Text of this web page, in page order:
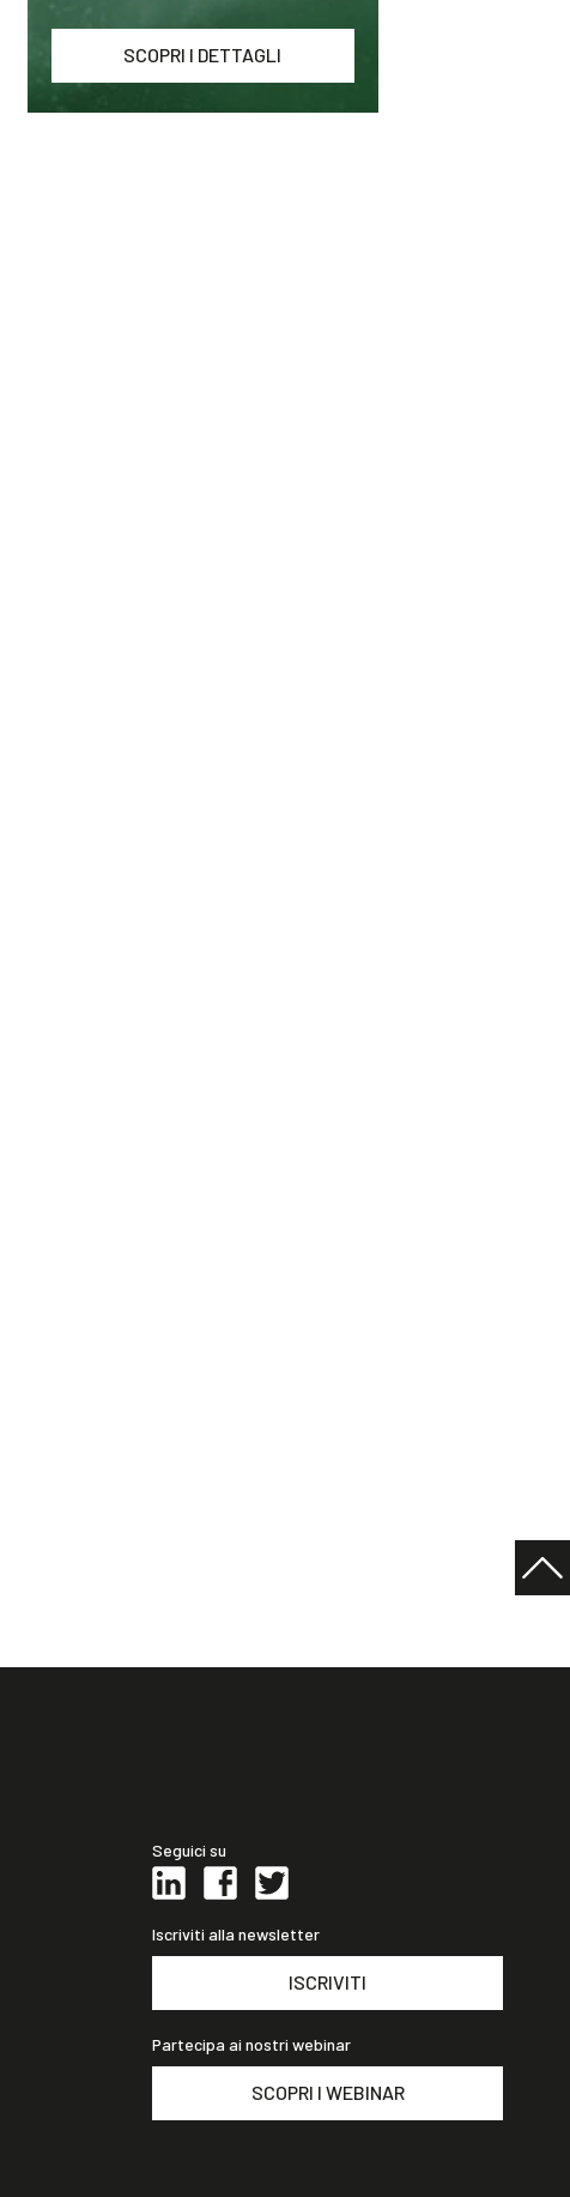
SCOPRI I DETTAGLI
Seguici su
Iscriviti alla newsletter
ISCRIVITI
Partecipa ai nostri webinar
SCOPRI I WEBINAR